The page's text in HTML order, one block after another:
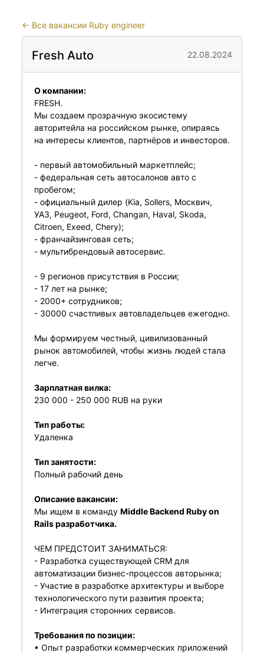
← Все вакансии Ruby engineer
Fresh Auto 22.08.2024
О компании:
FRESH.
Мы создаем прозрачную экосистему
авторитейла на российском рынке, опираясь
на интересы клиентов, партнёров и инвесторов.
- первый автомобильный маркетплейс;
- федеральная сеть автосалонов авто с
пробегом;
- официальный дилер (Kia, Sollers, Москвич,
УАЗ, Peugeot, Ford, Changan, Haval, Skoda,
Citroen, Exeed, Chery);
- франчайзинговая сеть;
- мультибрендовый автосервис.
- 9 регионов присутствия в России;
- 17 лет на рынке;
- 2000+ сотрудников;
- 30000 счастливых автовладельцев ежегодно.
Мы формируем честный, цивилизованный
рынок автомобилей, чтобы жизнь людей стала
легче.
Зарплатная вилка:
230 000 - 250 000 RUB на руки
Тип работы:
Удаленка
Тип занятости:
Полный рабочий день
Описание вакансии:
Мы ищем в команду Middle Backend Ruby on
Rails разработчика.
ЧЕМ ПРЕДСТОИТ ЗАНИМАТЬСЯ:
- Разработка существующей CRM для
автоматизации бизнес-процессов авторынка;
- Участие в разработке архитектуры и выборе
технологического пути развития проекта;
- Интеграция сторонних сервисов.
Требования по позиции:
• Опыт разработки коммерческих приложений